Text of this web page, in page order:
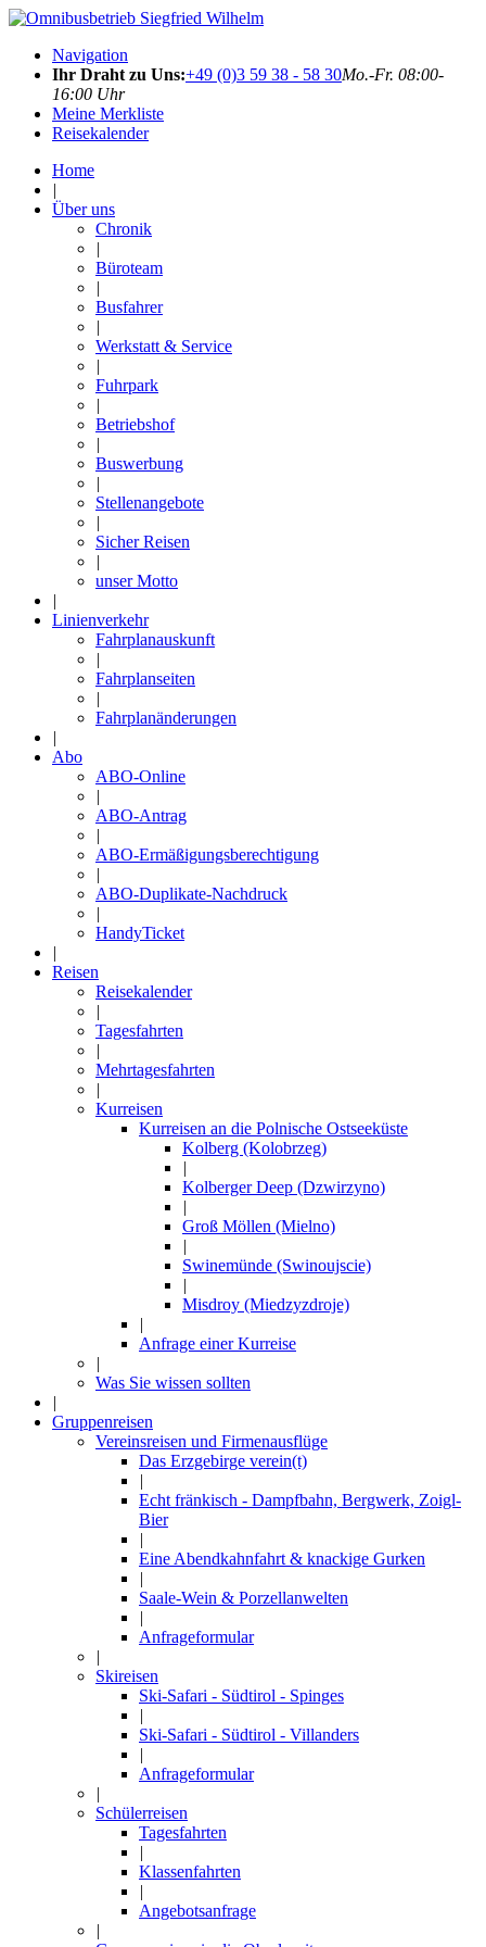
Navigation
Ihr Draht zu Uns:+49 (0)3 59 38 - 58 30Mo.-Fr. 08:00-
16:00 Uhr
Meine Merkliste
Reisekalender
Home
|
Über uns
Chronik
|
Büroteam
|
Busfahrer
|
Werkstatt & Service
|
Fuhrpark
|
Betriebshof
|
Buswerbung
|
Stellenangebote
|
Sicher Reisen
|
unser Motto
|
Linienverkehr
Fahrplanauskunft
|
Fahrplanseiten
|
Fahrplanänderungen
|
Abo
ABO-Online
|
ABO-Antrag
|
ABO-Ermäßigungsberechtigung
|
ABO-Duplikate-Nachdruck
|
HandyTicket
|
Reisen
Reisekalender
|
Tagesfahrten
|
Mehrtagesfahrten
|
Kurreisen
Kurreisen an die Polnische Ostseeküste
Kolberg (Kolobrzeg)
|
Kolberger Deep (Dzwirzyno)
|
Groß Möllen (Mielno)
|
Swinemünde (Swinoujscie)
|
Misdroy (Miedzyzdroje)
|
Anfrage einer Kurreise
|
Was Sie wissen sollten
|
Gruppenreisen
Vereinsreisen und Firmenausflüge
Das Erzgebirge verein(t)
|
Echt fränkisch - Dampfbahn, Bergwerk, Zoigl-
Bier
|
Eine Abendkahnfahrt & knackige Gurken
|
Saale-Wein & Porzellanwelten
|
Anfrageformular
|
Skireisen
Ski-Safari - Südtirol - Spinges
|
Ski-Safari - Südtirol - Villanders
|
Anfrageformular
|
Schülerreisen
Tagesfahrten
|
Klassenfahrten
|
Angebotsanfrage
|